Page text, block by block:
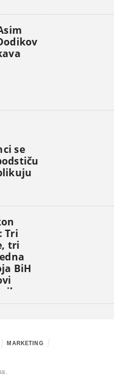
se
Tri
tri
BiH
MARKETING